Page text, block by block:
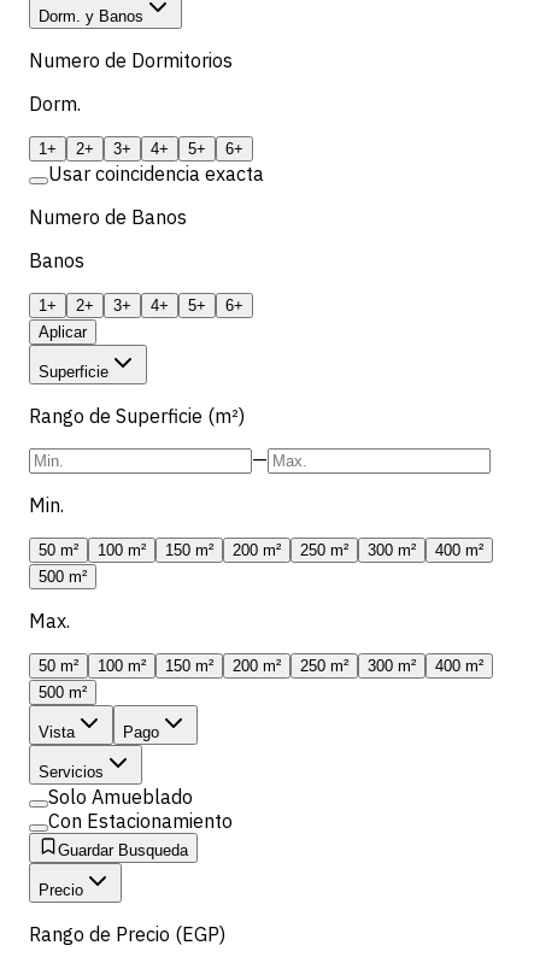
Dorm. y Banos
Numero de Dormitorios
Dorm.
1+ 2+ 3+ 4+ 5+ 6+
Usar coincidencia exacta
Numero de Banos
Banos
1+ 2+ 3+ 4+ 5+
6+
Aplicar
Superficie
Rango de Superficie (m²)
—
Min.
50 m² 100 m² 150 m² 200 m² 250 m² 300 m²
400 m²
500 m²
Max.
50 m² 100 m² 150 m² 200 m² 250 m² 300 m²
400 m²
500 m²
Vista Pago
Servicios
Solo Amueblado
Con Estacionamiento
Guardar Busqueda
Precio
Rango de Precio (EGP)